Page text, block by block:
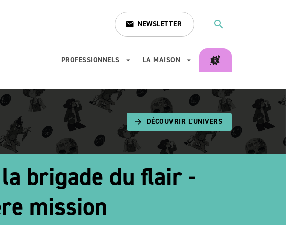
email NEWSLETTER search
PROFESSIONNELS arrow_drop_down LA MAISON arrow_drop_down
search
arrow_forward DÉCOUVRIR L'UNIVERS
brigade du flair -
mission